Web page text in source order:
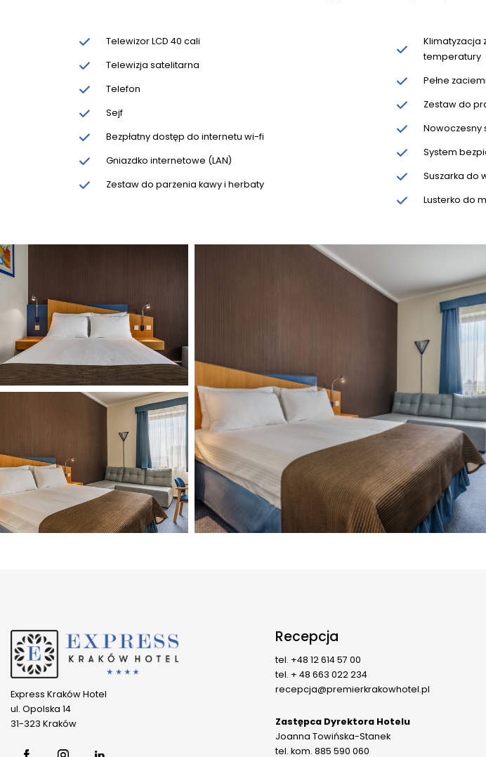
Telewizor LCD 40 cali
Telewizja satelitarna
Telefon
Sejf
Bezpłatny dostęp do internetu wi-fi
Gniazdko internetowe (LAN)
Zestaw do parzenia kawy i herbaty
Klimatyzacja
temperatury
Pełne
Zestaw do
Nowoczesny
System
Suszarka do
Lusterko do
Express Kraków Hotel
ul. Opolska 14
31-323 Kraków
Recepcja
tel. +48 12 614 57 00
tel. + 48 663 022 234
recepcja@premierkrakowhotel.pl
Zastępca Dyrektora Hotelu
Joanna Towińska-Stanek
tel. kom. 885 590 060